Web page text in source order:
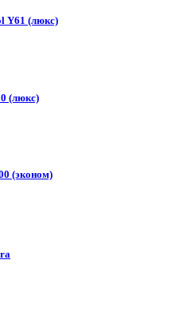
Y61 (люкс)
(люкс)
(эконом)